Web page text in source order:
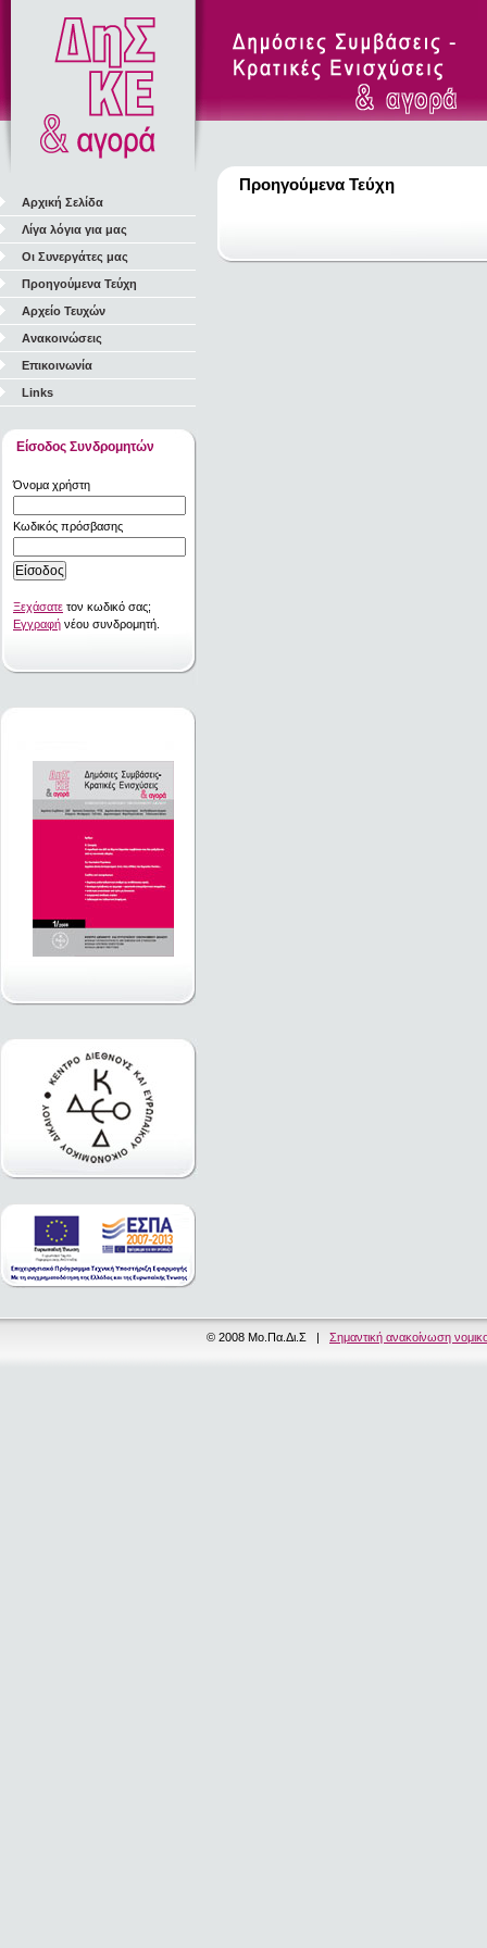
Αρχική Σελίδα
Λίγα λόγια για μας
Οι Συνεργάτες μας
Προηγούμενα Τεύχη
Αρχείο Τευχών
Ανακοινώσεις
Επικοινωνία
Links
Είσοδος Συνδρομητών
Όνομα χρήστη
Κωδικός πρόσβασης
Ξεχάσατε τον κωδικό σας;
Εγγραφή νέου συνδρομητή.
Προηγούμενα Τεύχη
© 2008 Μο.Πα.Δι.Σ | Σημαντική ανακοίνωση